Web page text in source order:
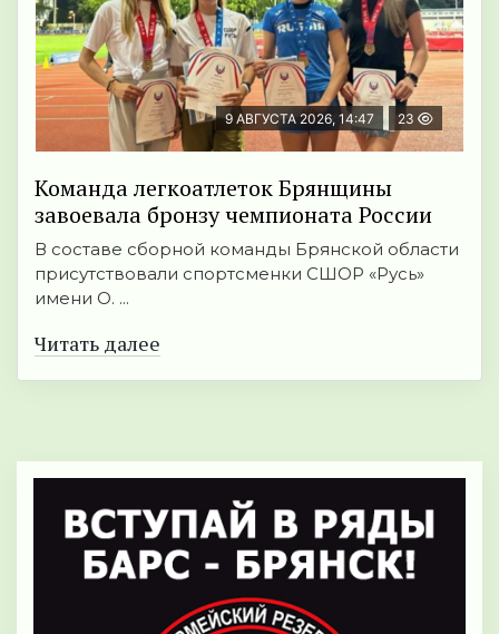
9 АВГУСТА 2026, 14:47 23
Команда легкоатлеток Брянщины
завоевала бронзу чемпионата России
В составе сборной команды Брянской области
присутствовали спортсменки СШОР «Русь»
имени О. ...
Читать далее